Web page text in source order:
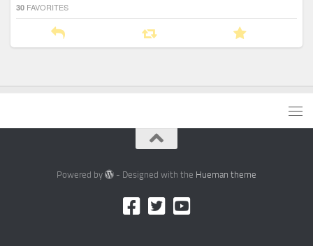
30 FAVORITES
Powered by - Designed with the Hueman theme